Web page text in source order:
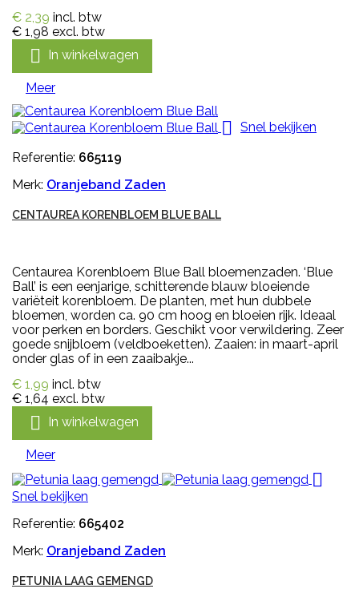
€ 2,39 incl. btw
€ 1,98 excl. btw
 In winkelwagen
Meer
 Snel bekijken
Referentie: 665119
Merk: Oranjeband Zaden
CENTAUREA KORENBLOEM BLUE BALL
Centaurea Korenbloem Blue Ball bloemenzaden. ‘Blue
Ball’ is een eenjarige, schitterende blauw bloeiende
variëteit korenbloem. De planten, met hun dubbele
bloemen, worden ca. 90 cm hoog en bloeien rijk. Ideaal
voor perken en borders. Geschikt voor verwildering. Zeer
goede snijbloem (veldboeketten). Zaaien: in maart-april
onder glas of in een zaaibakje...
€ 1,99 incl. btw
€ 1,64 excl. btw
 In winkelwagen
Meer

Snel bekijken
Referentie: 665402
Merk: Oranjeband Zaden
PETUNIA LAAG GEMENGD